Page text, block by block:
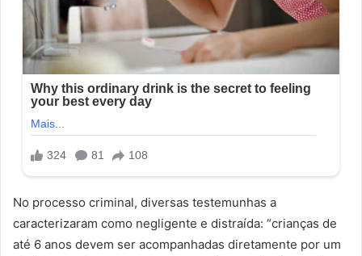
No processo criminal, diversas testemunhas a
caracterizaram como negligente e distraída: “crianças de
até 6 anos devem ser acompanhadas diretamente por um